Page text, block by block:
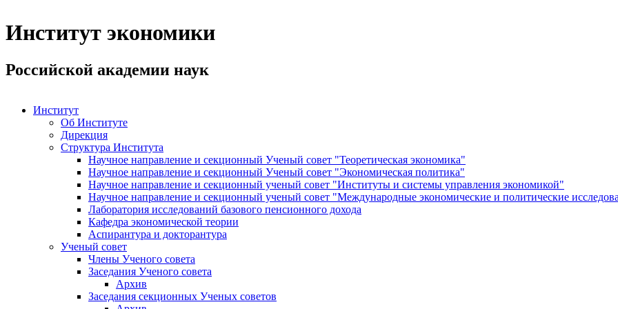
Институт экономики
Российской академии наук
Институт
Об Институте
Дирекция
Структура Института
Научное направление и секционный Ученый совет "Теоретическая экономика"
Научное направление и секционный Ученый совет "Экономическая политика"
Научное направление и секционный ученый совет "Институты и системы управления экономикой"
Научное направление и секционный ученый совет "Международные экономические и политические
Лаборатория исследований базового пенсионного дохода
Кафедра экономической теории
Аспирантура и докторантура
Ученый совет
Члены Ученого совета
Заседания Ученого совета
Архив
Заседания секционных Ученых советов